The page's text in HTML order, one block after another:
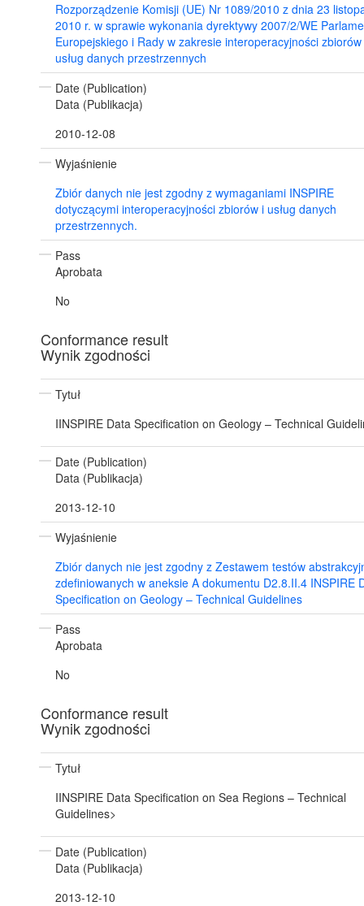
Rozporządzenie Komisji (UE) Nr 1089/2010 z dnia 23
2010 r. w sprawie wykonania dyrektywy 2007/2/WE
Europejskiego i Rady w zakresie interoperacyjności
usług danych przestrzennych
Date (Publication)
Data (Publikacja)
2010-12-08
Wyjaśnienie
Zbiór danych nie jest zgodny z wymaganiami INSPIRE
dotyczącymi interoperacyjności zbiorów i usług danych
przestrzennych.
Pass
Aprobata
No
Conformance result
Wynik zgodności
Tytuł
IINSPIRE Data Specification on Geology – Technical
Date (Publication)
Data (Publikacja)
2013-12-10
Wyjaśnienie
Zbiór danych nie jest zgodny z Zestawem testów
zdefiniowanych w aneksie A dokumentu D2.8.II.4 INSPIRE
Specification on Geology – Technical Guidelines
Pass
Aprobata
No
Conformance result
Wynik zgodności
Tytuł
IINSPIRE Data Specification on Sea Regions – Technical
Guidelines>
Date (Publication)
Data (Publikacja)
2013-12-10